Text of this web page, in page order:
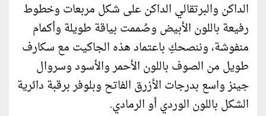
الداكن والبرتقالي الداكن على شكل مربعات وخطوط
رفيعة باللون الأبيض وصُممت بياقة طويلة وأكمام
منفوشة، وننصحكِ باعتماد هذه الجاكيت مع سكارف
طويل من الصوف باللون الأحمر والأسود وسروال
جينز واسع بدرجات الأزرق الفاتح وبلوفر برقبة دائرية
الشكل باللون الوردي أو الرمادي.